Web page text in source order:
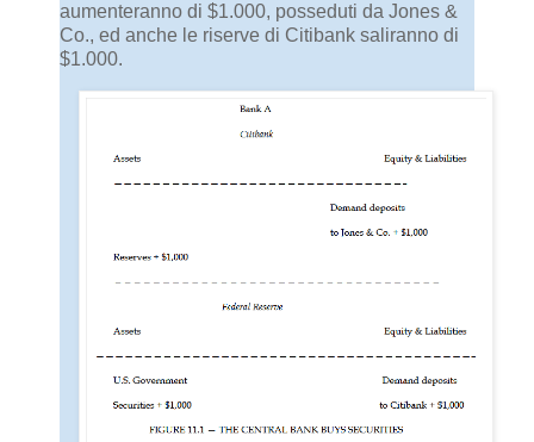
aumenteranno di $1.000, posseduti da Jones &
Co., ed anche le riserve di Citibank saliranno di
$1.000.